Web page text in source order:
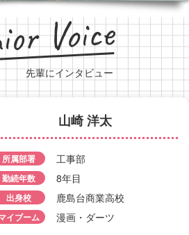
Voice
先輩にインタビュー
山崎 洋太
所属部署 工事部
勤続年数 8年目
出身校 鹿島台商業高校
イブーム 漫画・ダーツ
澁谷 琉斐
所属部署
勤続年数 8年目
出身校 南郷高校
マイブーム